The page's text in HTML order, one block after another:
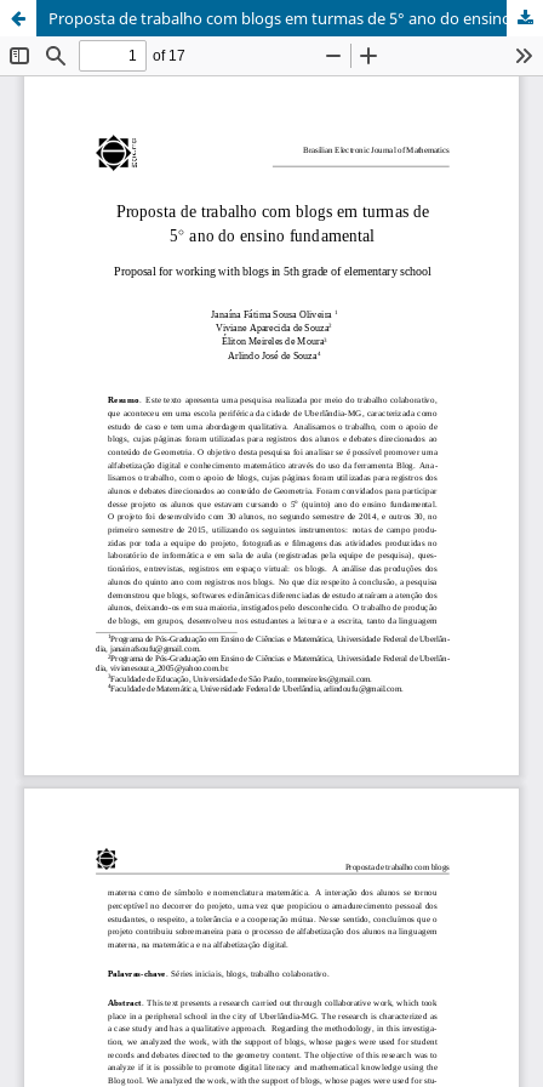
Proposta de trabalho com blogs em turmas de 5° ano do ensino fundamental